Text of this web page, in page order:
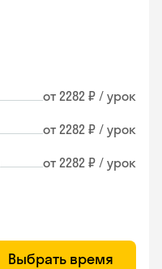
от 2282 ₽ / урок
от 2282 ₽ / урок
от 2282 ₽ / урок
Выбрать время